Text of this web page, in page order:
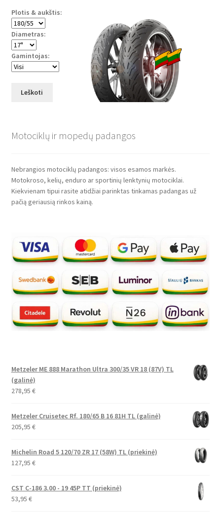
Plotis & aukštis:
Diametras:
Gamintojas:
Leškoti
Motociklų ir mopedų padangos
Nebrangios motociklų padangos: visos esamos markės.
Motokroso, kelių, enduro ar sportinių lenktynių motociklai.
Kiekvienam tipui rasite atidžiai parinktas tinkamas padangas už
pačią geriausią rinkos kainą.
Metzeler ME 888 Marathon Ultra 300/35 VR 18 (87V) TL
(galinė)
278,95 €
Metzeler Cruisetec Rf. 180/65 B 16 81H TL (galinė)
205,95 €
Michelin Road 5 120/70 ZR 17 (58W) TL (priekinė)
127,95 €
CST C-186 3.00 - 19 45P TT (priekinė)
53,95 €